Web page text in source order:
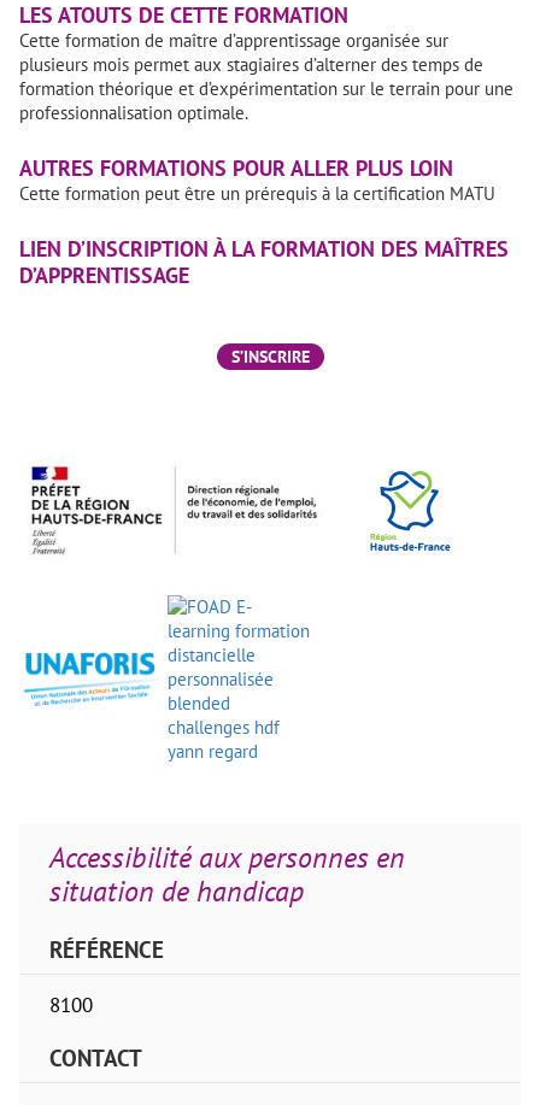
LES ATOUTS DE CETTE FORMATION
Cette formation de maître d’apprentissage organisée sur
plusieurs mois permet aux stagiaires d’alterner des temps de
formation théorique et d’expérimentation sur le terrain pour une
professionnalisation optimale.
AUTRES FORMATIONS POUR ALLER PLUS LOIN
Cette formation peut être un prérequis à la certification MATU
LIEN D’INSCRIPTION À LA FORMATION DES MAÎTRES
D’APPRENTISSAGE
S’INSCRIRE
Accessibilité aux personnes en
situation de handicap
RÉFÉRENCE
8100
CONTACT